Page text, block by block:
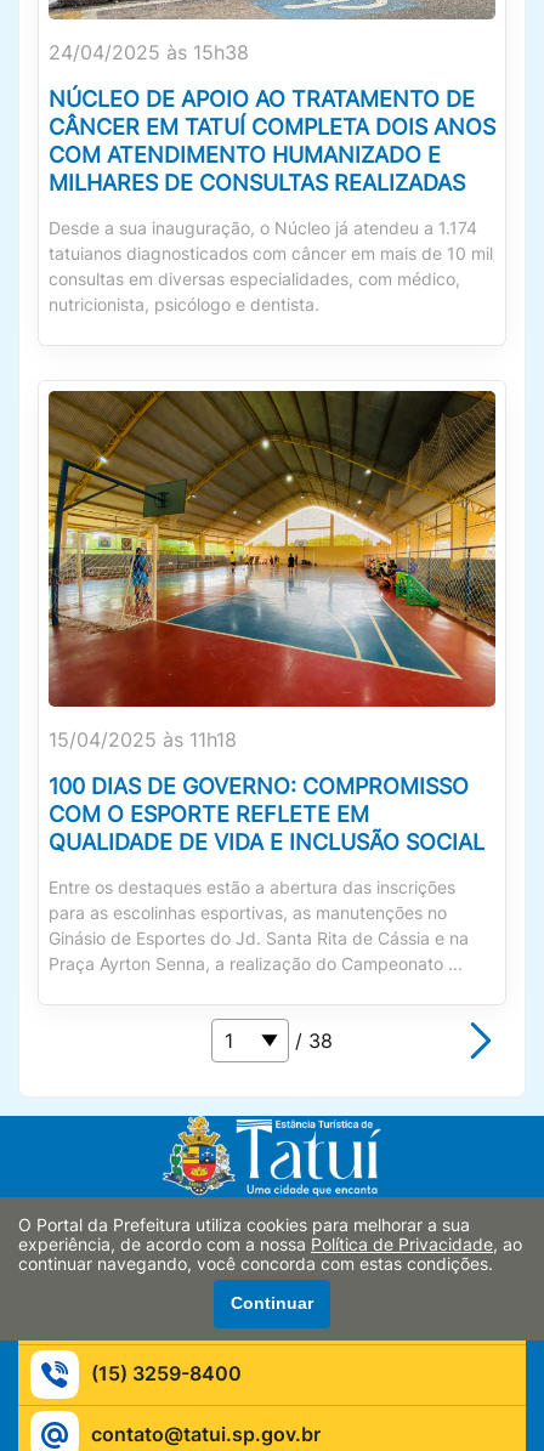
24/04/2025 às 15h38
NÚCLEO DE APOIO AO TRATAMENTO DE
CÂNCER EM TATUÍ COMPLETA DOIS ANOS
COM ATENDIMENTO HUMANIZADO E
MILHARES DE CONSULTAS REALIZADAS
Desde a sua inauguração, o Núcleo já atendeu a 1.174
tatuianos diagnosticados com câncer em mais de 10 mil
consultas em diversas especialidades, com médico,
nutricionista, psicólogo e dentista.
15/04/2025 às 11h18
100 DIAS DE GOVERNO: COMPROMISSO
COM O ESPORTE REFLETE EM
QUALIDADE DE VIDA E INCLUSÃO SOCIAL
Entre os destaques estão a abertura das inscrições
para as escolinhas esportivas, as manutenções no
Ginásio de Esportes do Jd. Santa Rita de Cássia e na
Praça Ayrton Senna, a realização do Campeonato ...
/ 38
Siga-nos:
Avenida Domingos Bassi n° 1000
Tatuí/SP - CEP: 18.271-330
(15) 3259-8400
contato@tatui.sp.gov.br
O Portal da Prefeitura utiliza cookies para melhorar a sua
experiência, de acordo com a nossa Política de Privacidade, ao
continuar navegando, você concorda com estas condições.
Continuar